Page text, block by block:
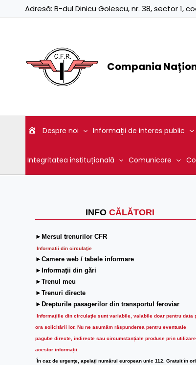
Adresă: B-dul Dinicu Golescu, nr. 38, sector 1,
Compania
Despre noi Informaţii de interes public
Integritatea instituțională Comunicare
INFO CĂLĂTORI
►Mersul trenurilor CFR
Informatii din circulaţie
►Camere web / tabele informare
►Informaţii din gări
►Trenul meu
►Trenuri directe
►Drepturile pasagerilor din transportul feroviar
Informaţiile din circulaţie sunt variabile, valabile doar pentru data
ora solicitării lor. Nu ne asumăm răspunderea pentru eventuale
pagube directe, indirecte sau circumstanțiale produse prin
acestor informații.
În caz de urgenţe, apelaţi numărul european unic 112. Gratuit în